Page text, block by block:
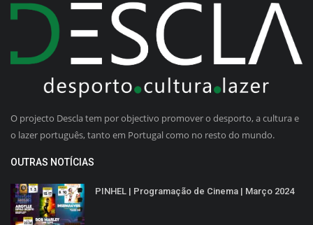
O projecto Descla tem por objectivo promover o desporto, a cultura e
o lazer português, tanto em Portugal como no resto do mundo.
OUTRAS NOTÍCIAS
PINHEL | Programação de Cinema | Março 2024